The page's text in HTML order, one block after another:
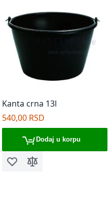
Kanta crna 13l
540,00 RSD
Dodaj u korpu
Dodaj u listu želja
Dodaj za poređenje